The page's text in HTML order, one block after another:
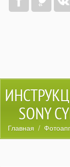
SONY
Главная /